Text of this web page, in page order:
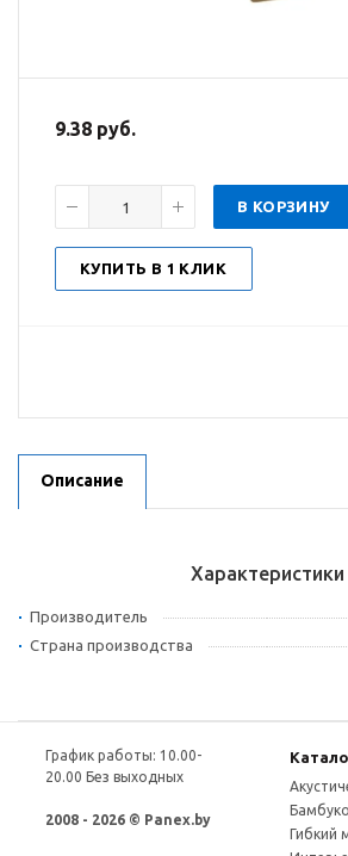
9.38 руб.
В КОРЗИНУ
КУПИТЬ В 1 КЛИК
Описание
Характеристики
Производитель
Страна производства
График работы: 10.00-
20.00 Без выходных
2008 - 2026 © Panex.by
Гибкий